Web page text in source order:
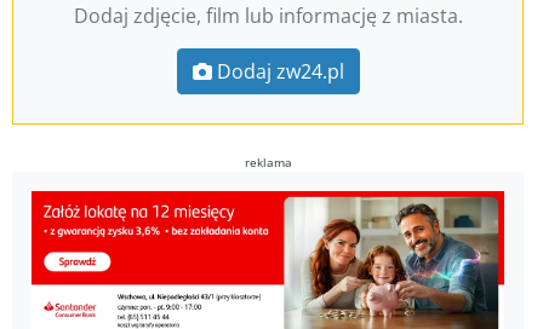
Dodaj zdjęcie, film lub informację z miasta.
Dodaj zw24.pl
reklama